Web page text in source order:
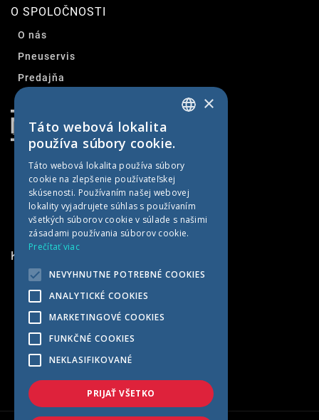
O SPOLOČNOSTI
O nás
Pneuservis
Predajňa
KONTAKTNÉ INFORMÁCIE
MET AGRO
Kočín 100
922 04 Kočín-Lančár
Slovensko
+421 33 7791569
met@met-agro.sk
SLOVAK
GERMAN
HUNGARIAN
×
Táto webová lokalita
používa súbory cookie.
Táto webová lokalita používa súbory
cookie na zlepšenie používateľskej
skúsenosti. Používaním našej webovej
lokality vyjadrujete súhlas s používaním
všetkých súborov cookie v súlade s našimi
zásadami používania súborov cookie.
Prečítať viac
NEVYHNUTNE POTREBNÉ COOKIES
ANALYTICKÉ COOKIES
MARKETINGOVÉ COOKIES
FUNKČNÉ COOKIES
NEKLASIFIKOVANÉ
PRIJAŤ VŠETKO